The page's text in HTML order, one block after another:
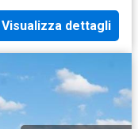
Visualizza dettagli